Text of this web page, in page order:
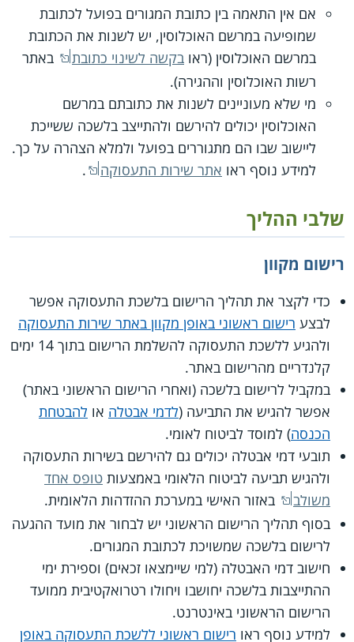
אם אין התאמה בין כתובת המגורים בפועל לכתובת
שמופיעה במרשם האוכלוסין, יש לשנות את הכתובת
במרשם האוכלוסין (ראו בקשה לשינוי כתובת
באתר
רשות האוכלוסין וההגירה).
מי שלא מעוניינים לשנות את כתובתם במרשם
האוכלוסין יכולים להירשם ולהתייצב בלשכה ששייכת
ליישוב שבו הם מתגוררים בפועל ולמלא הצהרה על כך.
למידע נוסף ראו אתר שירות התעסוקה .
שלבי ההליך
רישום מקוון
כדי לקצר את תהליך הרישום בלשכת התעסוקה אפשר
לבצע רישום ראשוני באופן מקוון באתר שירות התעסוקה
ולהגיע ללשכת התעסוקה להשלמת הרישום בתוך 14 ימים
קלנדריים מהרישום באתר.
במקביל לרישום בלשכה (ואחרי הרישום הראשוני באתר)
אפשר להגיש את התביעה (לדמי אבטלה או להבטחת
הכנסה) למוסד לביטוח לאומי.
תובעי דמי אבטלה יכולים גם להירשם בשירות התעסוקה
ולהגיש תביעה לביטוח הלאומי באמצעות טופס אחד
משולב
באזור האישי במערכת ההזדהות הלאומית.
בסוף תהליך הרישום הראשוני יש לבחור את מועד ההגעה
לרישום בלשכה שמשויכת לכתובת המגורים.
חישוב דמי האבטלה (למי שיימצאו זכאים) וספירת ימי
ההתייצבות בלשכה יחושבו ויחולו רטרואקטיבית ממועד
הרישום הראשוני באינטרנט.
למידע נוסף ראו רישום ראשוני ללשכת התעסוקה באופן